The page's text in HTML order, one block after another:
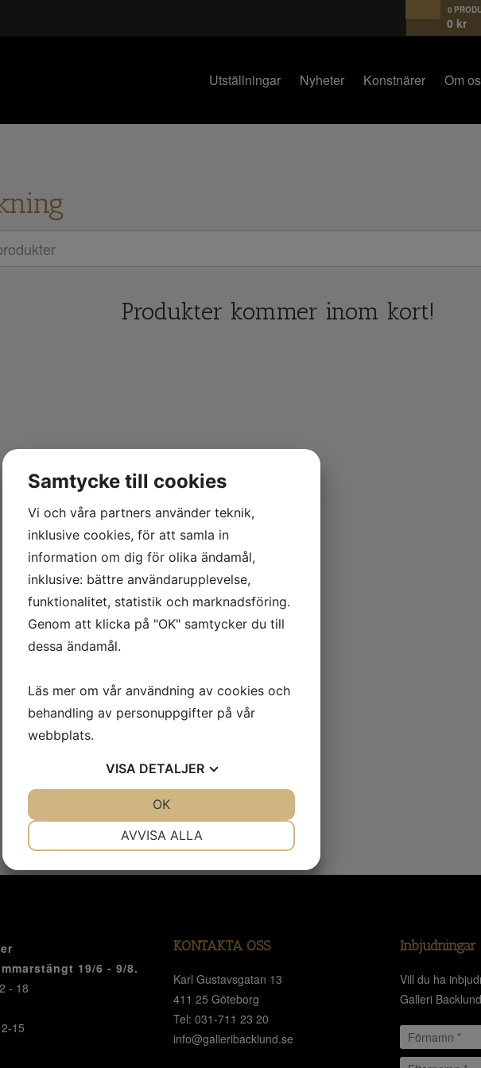
0
0 kr
Utställningar Nyheter Konstnärer Om
Produkter kommer inom kort!
19/6 - 9/8.
- 18
15
KONTAKTA OSS
Karl Gustavsgatan 13
411 25 Göteborg
Tel: 031-711 23 20
info@galleribacklund.se
Inbjudningar
Vill du ha
Galleri
Samtycke till cookies
Vi och våra partners använder teknik,
inklusive cookies, för att samla in
information om dig för olika ändamål,
inklusive: bättre användarupplevelse,
funktionalitet, statistik och marknadsföring.
Genom att klicka på "OK" samtycker du till
dessa ändamål.
Läs mer om vår användning av cookies och
behandling av personuppgifter på vår
webbplats.
VISA DETALJER
AVVISA ALLA
OK